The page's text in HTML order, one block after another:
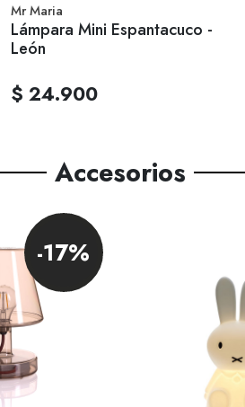
Mr Maria
Lámpara Mini Espantacuco -
León
$ 24.900
Accesorios
-17%